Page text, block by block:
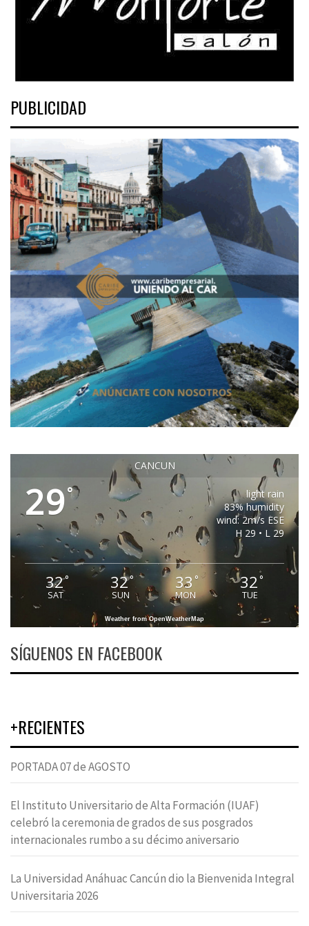
PUBLICIDAD
CANCUN
29°
light rain
83% humidity
wind: 2m/s ESE
H 29 • L 29
32°
SAT
32°
SUN
33 °
MON
32°
TUE
Weather from OpenWeatherMap
SÍGUENOS EN FACEBOOK
+RECIENTES
PORTADA 07 de AGOSTO
El Instituto Universitario de Alta Formación (IUAF)
celebró la ceremonia de grados de sus posgrados
internacionales rumbo a su décimo aniversario
La Universidad Anáhuac Cancún dio la Bienvenida Integral
Universitaria 2026